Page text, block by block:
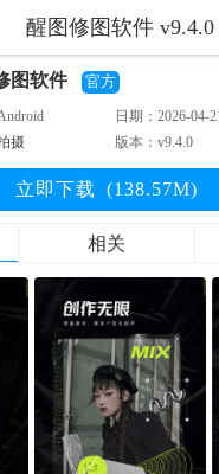
醒图修图软件 v9.4.0
图软件 官方
日期：2026-04-
摄 版本：v9.4.0
立即下载 (138.57M)
相关